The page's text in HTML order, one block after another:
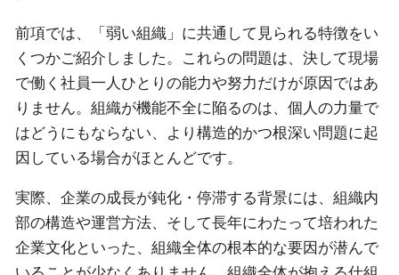
前項では、「弱い組織」に共通して見られる特徴をい
くつかご紹介しました。これらの問題は、決して現場
で働く社員一人ひとりの能力や努力だけが原因ではあ
りません。組織が機能不全に陥るのは、個人の力量で
はどうにもならない、より構造的かつ根深い問題に起
因している場合がほとんどです。
実際、企業の成長が鈍化・停滞する背景には、組織内
部の構造や運営方法、そして長年にわたって培われた
企業文化といった、組織全体の根本的な要因が潜んで